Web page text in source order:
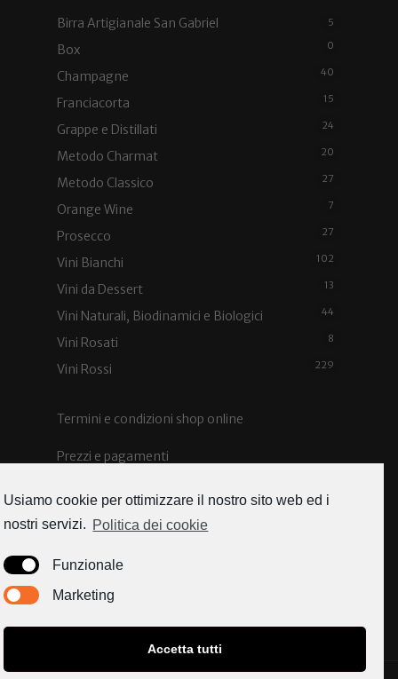
Birra Artigianale San Gabriel
5
Box 0
Champagne 40
Franciacorta 15
Grappe e Distillati 24
Metodo Charmat 20
Metodo Classico 27
Orange Wine 7
Prosecco 27
Vini Bianchi 102
Vini da Dessert 13
Vini Naturali, Biodinamici e Biologici 44
Vini Rosati 8
Vini Rossi 229
Termini e condizioni shop online
Prezzi e pagamenti
Spedizioni e costi
Caorle news
Usiamo cookie per ottimizzare il nostro sito web ed i
nostri servizi. Politica dei cookie
Funzionale
Marketing
Accetta tutti